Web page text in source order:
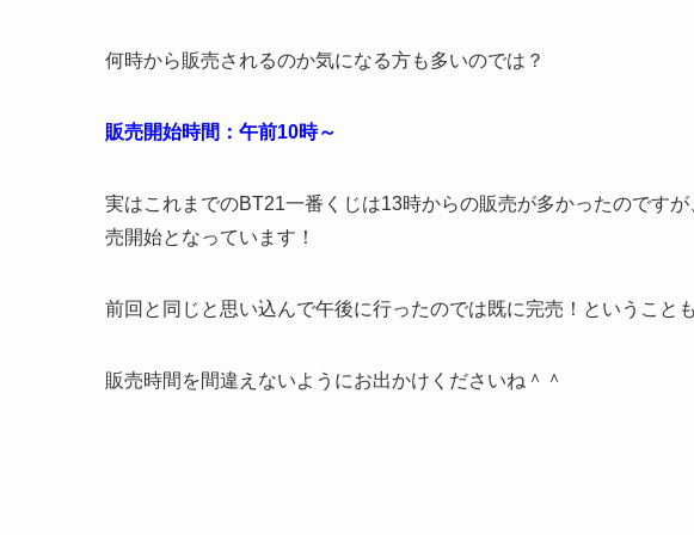
何時から販売されるのか気になる方も多いのでは？
販売開始時間：午前10時～
実はこれまでのBT21一番くじは13時からの販売が多かったのです
売開始となっています！
前回と同じと思い込んで午後に行ったのでは既に完売！ということ
販売時間を間違えないようにお出かけくださいね＾＾